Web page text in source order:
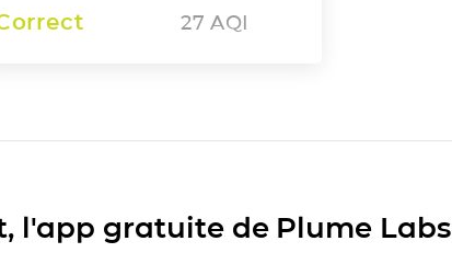
27 AQI
l'app gratuite de Plume Labs